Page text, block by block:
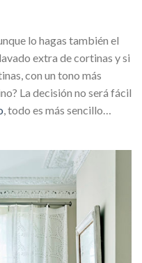
lo hagas también el
extra de cortinas y si
con un tono más
La decisión no será fácil
, todo es más sencillo…